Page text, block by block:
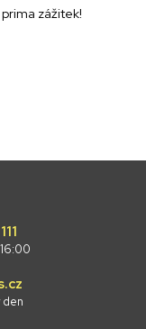
zážitek!
den